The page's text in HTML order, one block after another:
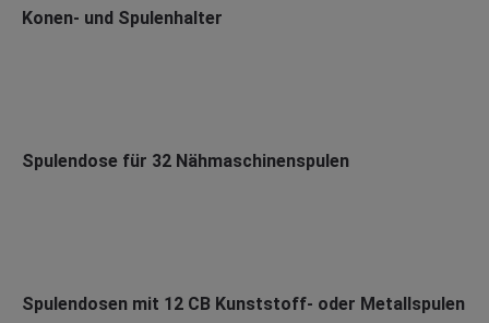
Konen- und Spulenhalter
Spulendose für 32 Nähmaschinenspulen
Spulendosen mit 12 CB Kunststoff- oder Metallspulen